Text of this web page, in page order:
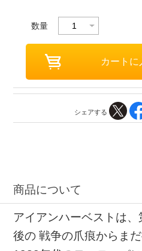
数量
シェアする
商品について
アイアンハーベストは
後の 戦争の爪痕からま